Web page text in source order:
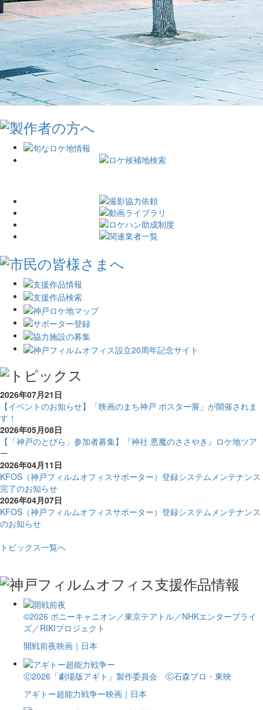
2026年07月21日
【イベントのお知らせ】「映画のまち神戸 ポスター展」が開催されま
す！
2026年05月08日
【「神戸のとびら」参加者募集】『神社 悪魔のささやき』ロケ地ツア
ー
2026年04月11日
KFOS（神戸フィルムオフィスサポーター）登録システムメンテナンス
完了のお知らせ
2026年04月07日
KFOS（神戸フィルムオフィスサポーター）登録システムメンテナンス
のお知らせ
トピックス一覧へ
©2026 ポニーキャニオン／東京テアトル／NHKエンタープライ
ズ／RIKIプロジェクト
開戦前夜映画｜日本
Ⓒ2026「劇場版アギト」製作委員会 Ⓒ石森プロ・東映
アギトー超能力戦争ー映画｜日本